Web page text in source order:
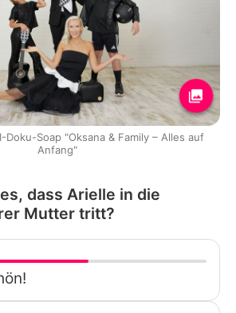
Doku-Soap "Oksana & Family – Alles auf
Anfang"
dass Arielle in die
Mutter tritt?